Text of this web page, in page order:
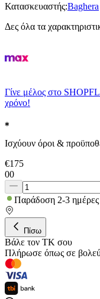
Κατασκευαστής:Baghera
Δες όλα τα
Γίνε μέλος στο
χρόνο!
Ισχύουν όροι &
€175
00
Παράδοση 2-3 ημέρες
Πίσω
Βάλε τον ΤΚ σου
Πλήρωσε όπως σε